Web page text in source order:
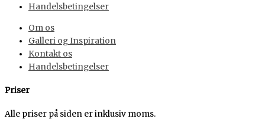
Handelsbetingelser
Om os
Galleri og Inspiration
Kontakt os
Handelsbetingelser
Priser
Alle priser på siden er inklusiv moms.